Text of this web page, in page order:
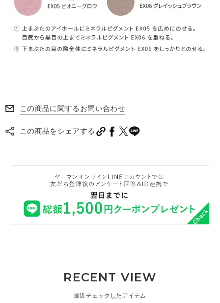
この商品に関するお問い合わせ
この商品をシェアする
RECENT VIEW
最近チェックしたアイテム